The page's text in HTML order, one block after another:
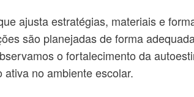
ajusta estratégias, materiais e
são planejadas de forma
o fortalecimento da
no ambiente escolar.